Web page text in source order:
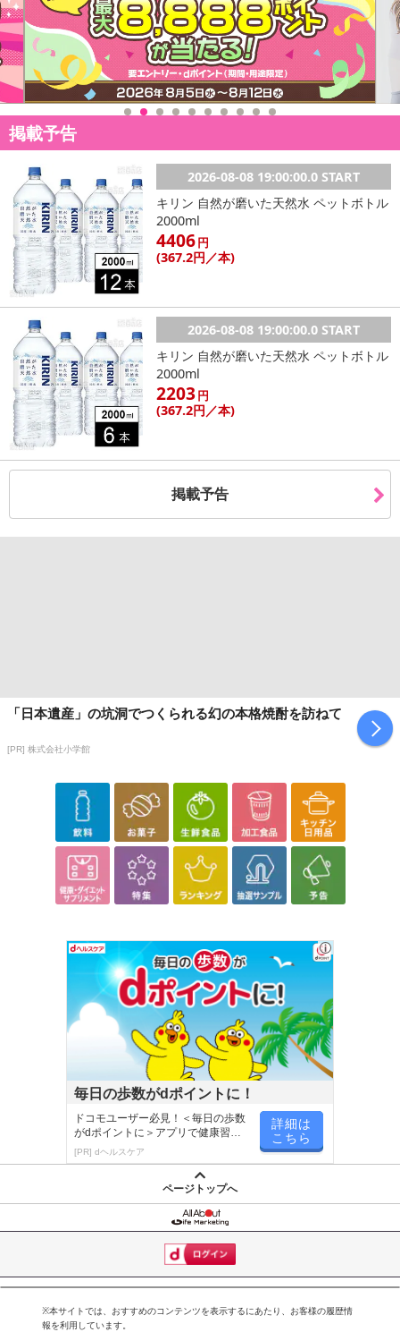
掲載予告
2026-08-08 19:00:00.0 START
キリン 自然が磨いた天然水 ペットボトル
2000ml
4406円
(367.2円／本)
2026-08-08 19:00:00.0 START
キリン 自然が磨いた天然水 ペットボトル
2000ml
2203円
(367.2円／本)
掲載予告
「日本遺産」の坑洞でつくられる幻の本格焼酎を訪ねて
[PR] 株式会社小学館
毎日の歩数がdポイントに！
ドコモユーザー必見！＜毎日の歩数
がdポイントに＞アプリで健康習慣
が楽しく続く
[PR] dヘルスケア
詳細は
こちら
ページトップへ
※本サイトでは、おすすめのコンテンツを表示するにあたり、お客様の履歴情
報を利用しています。